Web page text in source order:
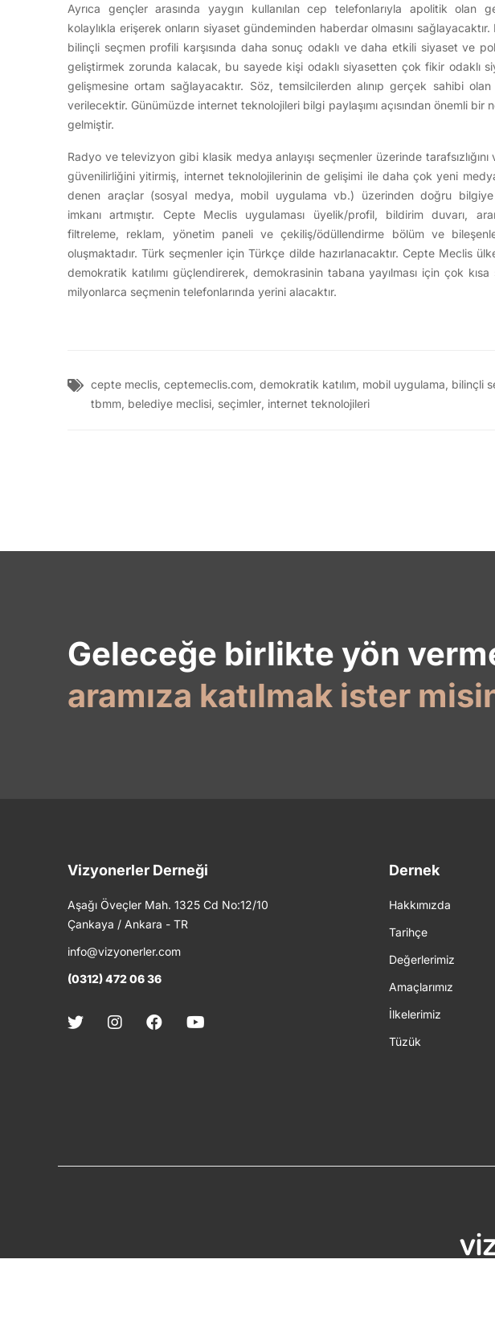
Ayrıca gençler arasında yaygın kullanılan cep telefonlarıyla apolitik olan
kolaylıkla erişerek onların siyaset gündeminden haberdar olmasını sağlayacaktır.
bilinçli seçmen profili karşısında daha sonuç odaklı ve daha etkili siyaset ve
geliştirmek zorunda kalacak, bu sayede kişi odaklı siyasetten çok fikir odaklı
gelişmesine ortam sağlayacaktır. Söz, temsilcilerden alınıp gerçek sahibi olan
verilecektir. Günümüzde internet teknolojileri bilgi paylaşımı açısından önemli bir
gelmiştir.
Radyo ve televizyon gibi klasik medya anlayışı seçmenler üzerinde tarafsızlığını
güvenilirliğini yitirmiş, internet teknolojilerinin de gelişimi ile daha çok yeni medya
denen araçlar (sosyal medya, mobil uygulama vb.) üzerinden doğru
imkanı artmıştır. Cepte Meclis uygulaması üyelik/profil, bildirim duvarı,
filtreleme, reklam, yönetim paneli ve çekiliş/ödüllendirme bölüm ve
oluşmaktadır. Türk seçmenler için Türkçe dilde hazırlanacaktır. Cepte Meclis
demokratik katılımı güçlendirerek, demokrasinin tabana yayılması için çok kısa
milyonlarca seçmenin telefonlarında yerini alacaktır.
cepte meclis, ceptemeclis.com, demokratik katılım, mobil uygulama, bilinçli
tbmm, belediye meclisi, seçimler, internet teknolojileri
Geleceğe birlikte yön
aramıza katılmak ister
Vizyonerler Derneği
Aşağı Öveçler Mah. 1325 Cd No:12/10
Çankaya / Ankara - TR
info@vizyonerler.com
(0312) 472 06 36
Dernek
Hakkımızda
Tarihçe
Değerlerimiz
Amaçlarımız
İlkelerimiz
Tüzük